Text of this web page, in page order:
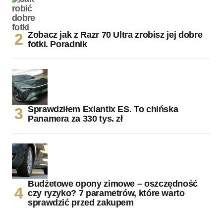
Zobacz jak z Razr 70 Ultra zrobisz jej dobre
fotki. Poradnik
Sprawdziłem Exlantix ES. To chińska
Panamera za 330 tys. zł
Budżetowe opony zimowe – oszczędność
czy ryzyko? 7 parametrów, które warto
sprawdzić przed zakupem